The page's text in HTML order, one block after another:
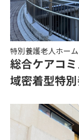
特別養護老人ホーム
総合ケアコ
域密着型特